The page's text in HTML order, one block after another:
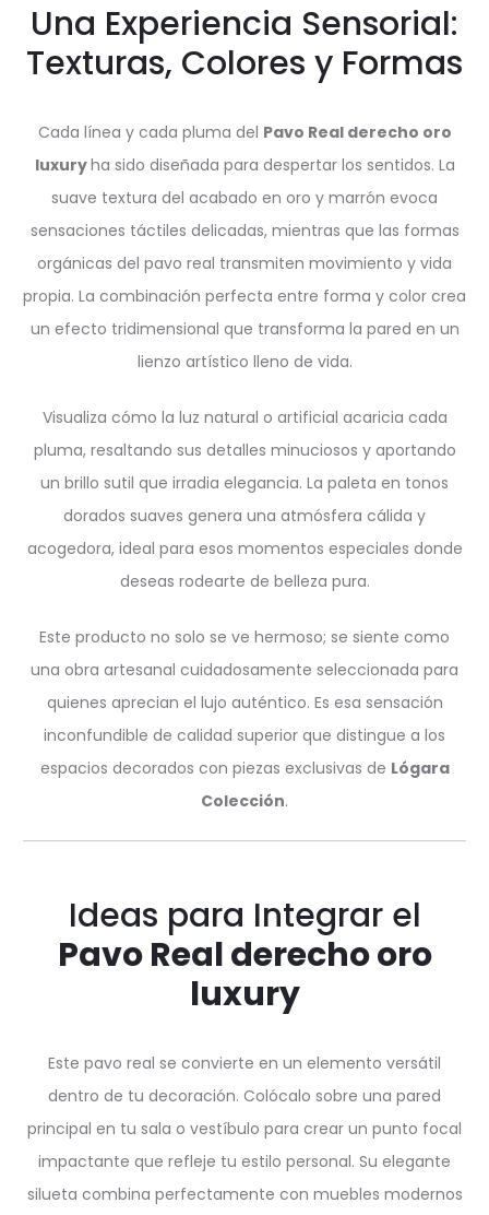
Una Experiencia Sensorial:
Texturas, Colores y Formas
Cada línea y cada pluma del Pavo Real derecho oro
luxuryha sido diseñada para despertar los sentidos. La
suave textura del acabado en oro y marrón evoca
sensaciones táctiles delicadas, mientras que las formas
orgánicas del pavo real transmiten movimiento y vida
propia. La combinación perfecta entre forma y color crea
un efecto tridimensional que transforma la pared en un
lienzo artístico lleno de vida.
Visualiza cómo la luz natural o artificial acaricia cada
pluma, resaltando sus detalles minuciosos y aportando
un brillo sutil que irradia elegancia. La paleta en tonos
dorados suaves genera una atmósfera cálida y
acogedora, ideal para esos momentos especiales donde
deseas rodearte de belleza pura.
Este producto no solo se ve hermoso; se siente como
una obra artesanal cuidadosamente seleccionada para
quienes aprecian el lujo auténtico. Es esa sensación
inconfundible de calidad superior que distingue a los
espacios decorados con piezas exclusivas de Lógara
Colección.
Ideas para Integrar el
Pavo Real derecho oro
luxury
Este pavo real se convierte en un elemento versátil
dentro de tu decoración. Colócalo sobre una pared
principal en tu sala o vestíbulo para crear un punto focal
impactante que refleje tu estilo personal. Su elegante
silueta combina perfectamente con muebles modernos